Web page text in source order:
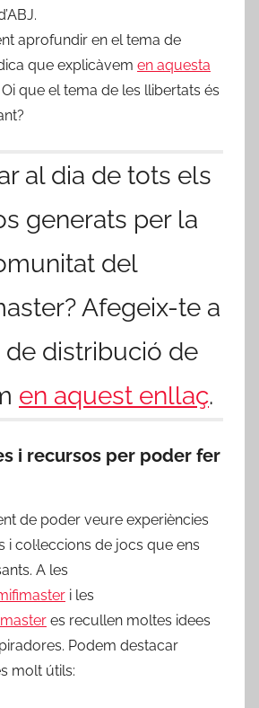
aprofundir en el tema de
que explicàvem en aquesta
Oi que el tema de les llibertats és
al dia de tots els
generats per la
del
Afegeix-te a
de distribució de
en aquest enllaç.
i recursos per poder fer
de poder veure experiències
i col·leccions de jocs que ens
A les
i les
es recullen moltes idees
Podem destacar
molt útils: